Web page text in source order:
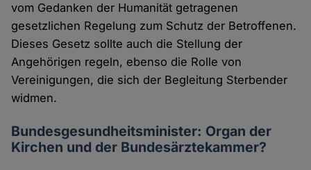
vom Gedanken der Humanität getragenen
gesetzlichen Regelung zum Schutz der Betroffenen.
Dieses Gesetz sollte auch die Stellung der
Angehörigen regeln, ebenso die Rolle von
Vereinigungen, die sich der Begleitung Sterbender
widmen.
Bundesgesundheitsminister: Organ der
Kirchen und der Bundesärztekammer?